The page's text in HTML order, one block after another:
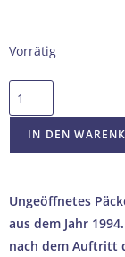
Vorrätig
IN DEN
Ungeöffnetes
aus dem Jahr
nach dem Auftritt